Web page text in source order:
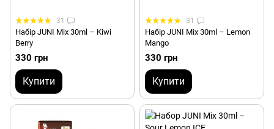
31
Набір JUNI Mix 30ml – Kiwi
Berry
330 грн
Купити
31
Набір JUNI Mix 30ml – Lemon
Mango
330 грн
Купити